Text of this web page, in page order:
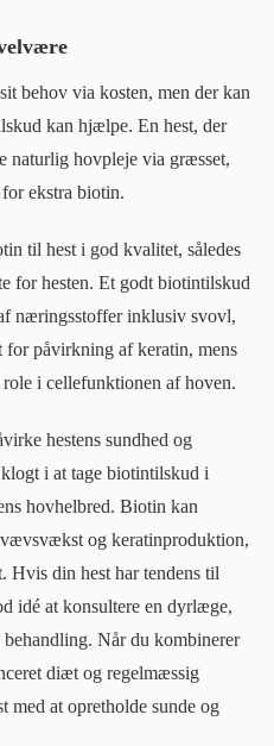
behov via kosten, men der kan
kan hjælpe. En hest, der
naturlig hovpleje via græsset,
ekstra biotin.
til hest i god kvalitet, således
for hesten. Et godt biotintilskud
næringsstoffer inklusiv svovl,
påvirkning af keratin, mens
i cellefunktionen af hoven.
hestens sundhed og
i at tage biotintilskud i
hovhelbred. Biotin kan
og keratinproduktion,
din hest har tendens til
idé at konsultere en dyrlæge,
Når du kombinerer
diæt og regelmæssig
med at opretholde sunde og